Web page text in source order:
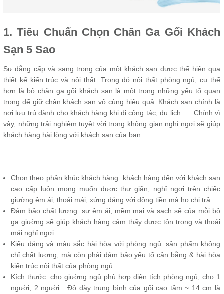
1. Tiêu Chuẩn Chọn Chăn Ga Gối Khách
Sạn 5 Sao
Sự đẳng cấp và sang trọng của một khách sạn được thể hiện qua
thiết kế kiến trúc và nội thất. Trong đó nội thất phòng ngủ, cụ thể
hơn là bộ chăn ga gối khách sạn là một trong những yếu tố quan
trọng để giữ chân khách sạn vô cùng hiệu quả. Khách sạn chính là
nơi lưu trú dành cho khách hàng khi đi công tác, du lịch…...Chính vì
vậy, những trải nghiệm tuyệt vời trong không gian nghỉ ngơi sẽ giúp
khách hàng hài lòng với khách sạn của bạn.
Chọn theo phân khúc khách hàng: khách hàng đến với khách sạn
cao cấp luôn mong muốn được thư giãn, nghỉ ngơi trên chiếc
giường êm ái, thoải mái, xứng đáng với đồng tiền mà họ chi trả.
Đảm bảo chất lượng: sự êm ái, mềm mại và sạch sẽ của mỗi bộ
ga giường sẽ giúp khách hàng cảm thấy được tôn trọng và thoải
mái nghỉ ngơi.
Kiểu dáng và màu sắc hài hòa với phòng ngủ: sản phẩm không
chỉ chất lượng, mà còn phải đảm bảo yếu tố cân bằng & hài hòa
kiến trúc nội thất của phòng ngủ.
Kích thước: cho giường ngủ phù hợp diện tích phòng ngủ, cho 1
người, 2 người....Độ dày trung bình của gối cao tầm ~ 14 cm là